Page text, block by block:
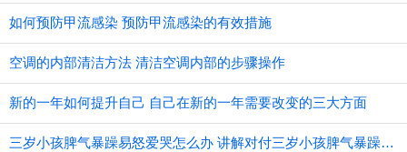
如何预防甲流感染 预防甲流感染的有效措施
空调的内部清洁方法 清洁空调内部的步骤操作
新的一年如何提升自己 自己在新的一年需要改变的三大方面
三岁小孩脾气暴躁易怒爱哭怎么办 讲解对付三岁小孩脾气暴躁的方法